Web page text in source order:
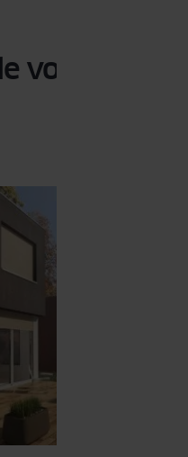
vos fenêtres